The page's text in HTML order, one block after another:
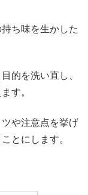
ち味を生かした
的を洗い直し、
す。
や注意点を挙げ
とにします。